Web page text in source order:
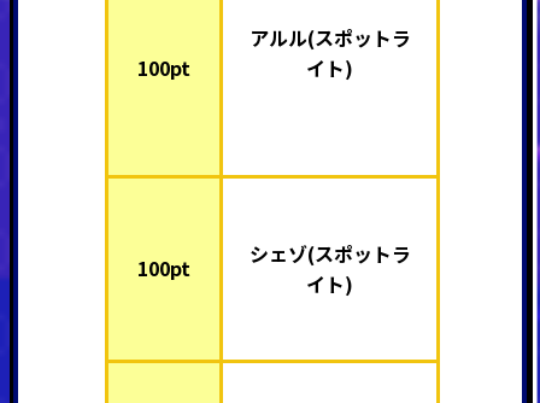
100pt
アルル(スポットラ
イト)
100pt
シェゾ(スポットラ
イト)